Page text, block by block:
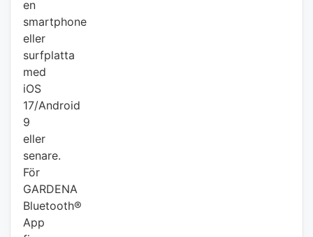
en
smartphone
eller
surfplatta
med
iOS
17/Android
9
eller
senare.
För
GARDENA
Bluetooth®
App